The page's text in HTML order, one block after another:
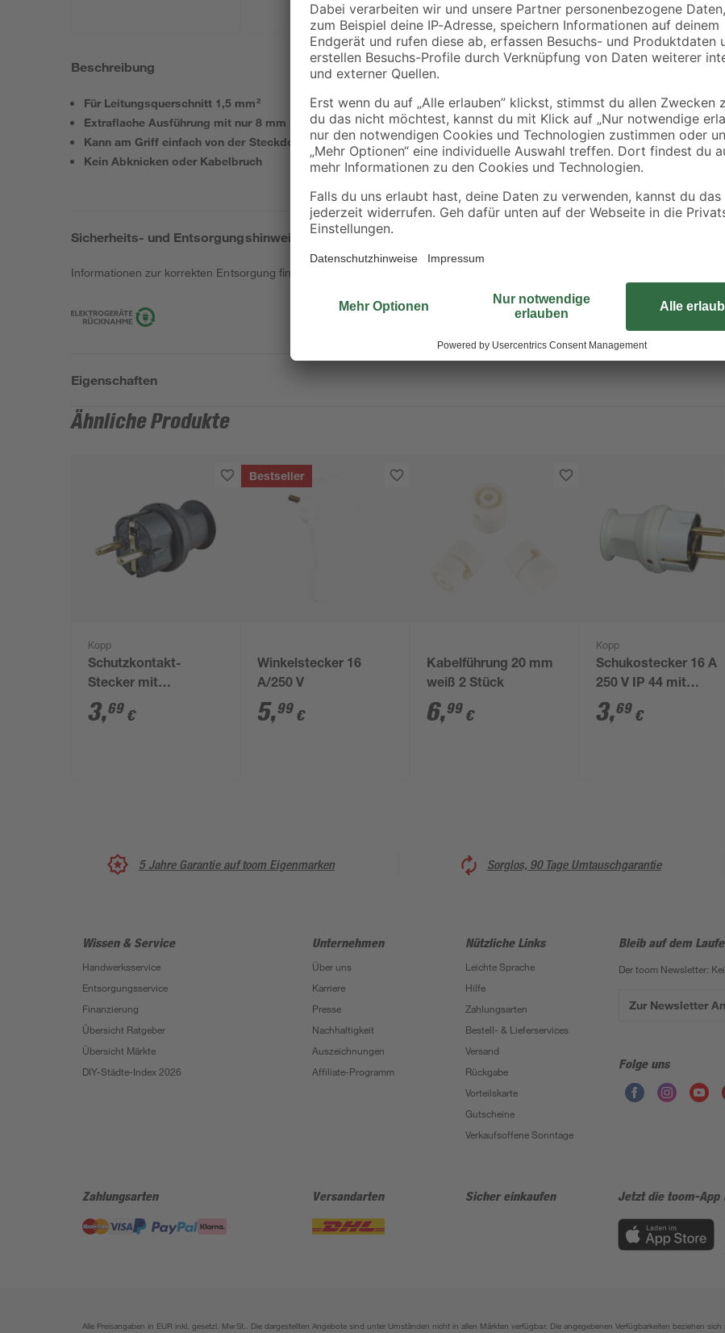
Beschreibung
Für Leitungsquerschnitt 1,5 mm²
Extraflache Ausführung mit nur 8 mm Breite
Kann am Griff einfach von der Steckdose gelöst werden
Kein Abknicken oder Kabelbruch
Die Vorteile des extraflachen
werden im Inneren gerade
Dies gewährleistet eine
die flache Bauweise. Sofern der
verlaufende Teil lediglich eine
Sicherheits- und Entsorgungshinweise
Informationen zur korrekten Entsorgung findest du
Eigenschaften
Ähnliche Produkte
Kopp
Schutzkontakt-
Stecker mit
Knickschutz
3,69 €
Bestseller
Winkelstecker 16
A/250 V
5,99 €
Kabelführung 20 mm
weiß 2 Stück
6,99 €
Kopp
Schukostecker 16 A
250 V IP 44 mit
Knickschutz
3,69 €
5 Jahre Garantie auf toom Eigenmarken Sorglos, 90 Tage Umtauschgarantie
Wissen & Service
Handwerksservice
Entsorgungsservice
Finanzierung
Übersicht Ratgeber
Übersicht Märkte
DIY-Städte-Index 2026
Unternehmen
Über uns
Karriere
Presse
Nachhaltigkeit
Auszeichnungen
Affiliate-Programm
Nützliche Links
Leichte Sprache
Hilfe
Zahlungsarten
Bestell- & Lieferservices
Versand
Rückgabe
Vorteilskarte
Gutscheine
Verkaufsoffene Sonntage
Bleib auf dem
Der toom Newsletter:
Zur Newsletter
Folge uns
Zahlungsarten Versandarten Sicher einkaufen Jetzt die toom-App
Alle Preisangaben in EUR inkl. gesetzl. MwSt.. Die dargestellten Angebote sind unter Umständen nicht in allen Märkten verfügbar. Die angegebenen Verfügbarkeiten beziehen